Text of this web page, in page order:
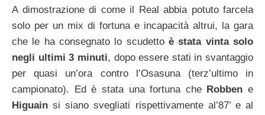
A dimostrazione di come il Real abbia potuto farcela
solo per un mix di fortuna e incapacità altrui, la gara
che le ha consegnato lo scudetto è stata vinta solo
negli ultimi 3 minuti, dopo essere stati in svantaggio
per quasi un’ora contro l’Osasuna (terz’ultimo in
campionato). Ed è stata una fortuna che Robben e
Higuainsi siano svegliati rispettivamente al’87’ e al